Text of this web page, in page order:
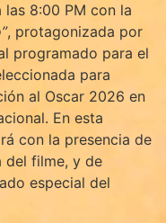
8:00 PM con la
, protagonizada por
programado para el
para
al Oscar 2026 en
En esta
con la presencia de
del filme, y de
especial del